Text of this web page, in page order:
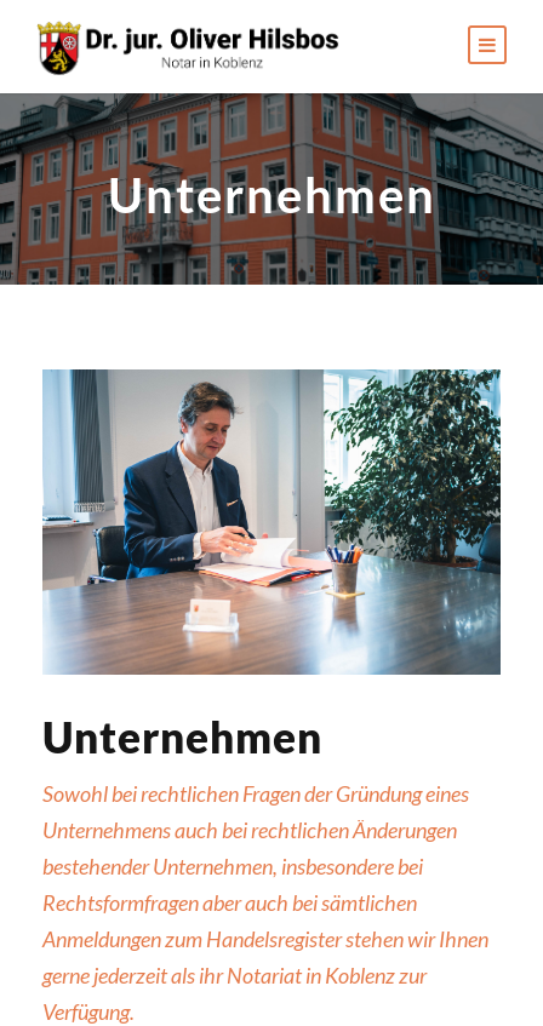
Unternehmen
Unternehmen
Sowohl bei rechtlichen Fragen der Gründung eines
Unternehmens auch bei rechtlichen Änderungen
bestehender Unternehmen, insbesondere bei
Rechtsformfragen aber auch bei sämtlichen
Anmeldungen zum Handelsregister stehen wir Ihnen
gerne jederzeit als ihr Notariat in Koblenz zur
Verfügung.